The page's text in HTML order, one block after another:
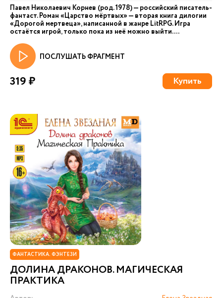
Павел Николаевич Корнев (род. 1978) — российский писатель-
фантаст. Роман «Царство мёртвых» — вторая книга дилогии
«Дорогой мертвеца», написанной в жанре LitRPG. Игра
остаётся игрой, только пока из неё можно выйти....
ПОСЛУШАТЬ ФРАГМЕНТ
319 ₽ Купить
ФАНТАСТИКА. ФЭНТЕЗИ
ДОЛИНА ДРАКОНОВ. МАГИЧЕСКАЯ
ПРАКТИКА